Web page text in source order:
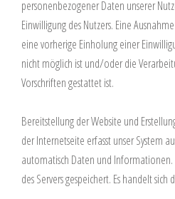
personenbezogener Daten unserer
Einwilligung des Nutzers. Eine
eine vorherige Einholung einer
nicht möglich ist und/oder die
Vorschriften gestattet ist.
Bereitstellung der Website und
der Internetseite erfasst unser System
automatisch Daten und
des Servers gespeichert. Es handelt sich